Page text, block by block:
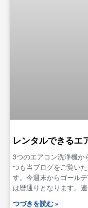
レンタルできるエ
3つのエアコン洗浄機か
つも当ブログをご覧い
す。今週末からゴール
は暦通りとなります。
つづきを読む »